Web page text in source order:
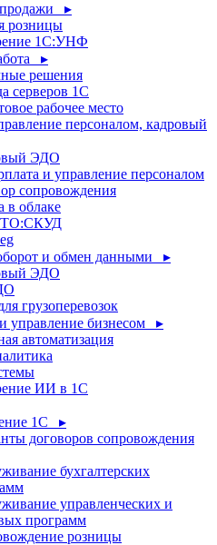
продажи ▸
розницы
1С:УНФ
▸
решения
серверов 1С
рабочее место
персоналом, кадровый
ЭДО
и управление персоналом
сопровождения
в облаке
и обмен данными ▸
ЭДО
грузоперевозок
управление бизнесом ▸
автоматизация
ИИ в 1С
1С ▸
договоров сопровождения
бухгалтерских
управленческих и
программ
розницы